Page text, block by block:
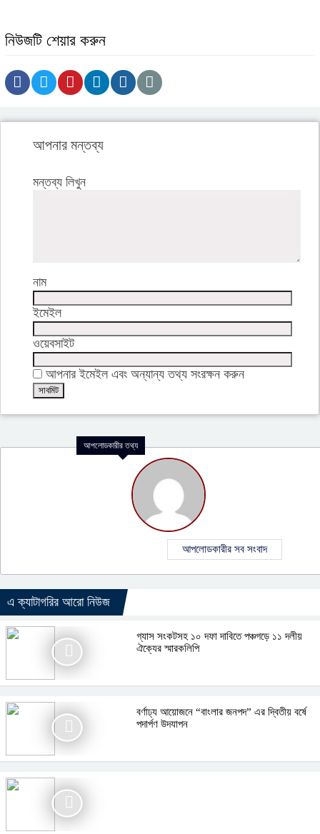
নিউজটি শেয়ার করুন
আপনার মন্তব্য
মন্তব্য লিখুন
নাম
ইমেইল
ওয়েবসাইট
আপনার ইমেইল এবং অন্যান্য তথ্য সংরক্ষন করুন
আপলোডকারীর তথ্য
আপলোডকারীর সব সংবাদ
এ ক্যাটাগরির আরো নিউজ
গ্যাস সংকটসহ ১০ দফা দাবিতে পঞ্চগড়ে ১১ দলীয়
ঐক্যের স্মারকলিপি
বর্ণাঢ্য আয়োজনে “বাংলার জনপদ” এর দ্বিতীয় বর্ষে
পদার্পণ উদযাপন